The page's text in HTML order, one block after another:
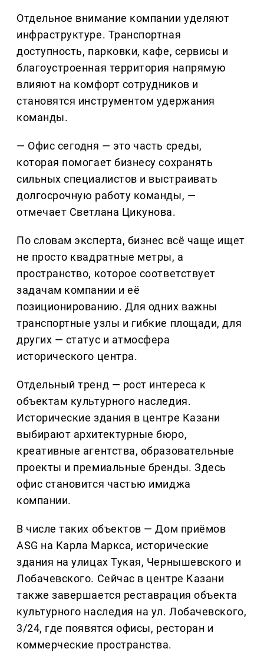
Отдельное внимание компании уделяют
инфраструктуре. Транспортная
доступность, парковки, кафе, сервисы и
благоустроенная территория напрямую
влияют на комфорт сотрудников и
становятся инструментом удержания
команды.
— Офис сегодня — это часть среды,
которая помогает бизнесу сохранять
сильных специалистов и выстраивать
долгосрочную работу команды, —
отмечает Светлана Цикунова.
По словам эксперта, бизнес всё чаще ищет
не просто квадратные метры, а
пространство, которое соответствует
задачам компании и её
позиционированию. Для одних важны
транспортные узлы и гибкие площади, для
других — статус и атмосфера
исторического центра.
Отдельный тренд — рост интереса к
объектам культурного наследия.
Исторические здания в центре Казани
выбирают архитектурные бюро,
креативные агентства, образовательные
проекты и премиальные бренды. Здесь
офис становится частью имиджа
компании.
В числе таких объектов — Дом приёмов
ASG на Карла Маркса, исторические
здания на улицах Тукая, Чернышевского и
Лобачевского. Сейчас в центре Казани
также завершается реставрация объекта
культурного наследия на ул. Лобачевского,
3/24, где появятся офисы, ресторан и
коммерческие пространства.